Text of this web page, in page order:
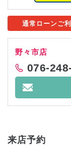
通常ローンご
野々市店
076-
来店予約